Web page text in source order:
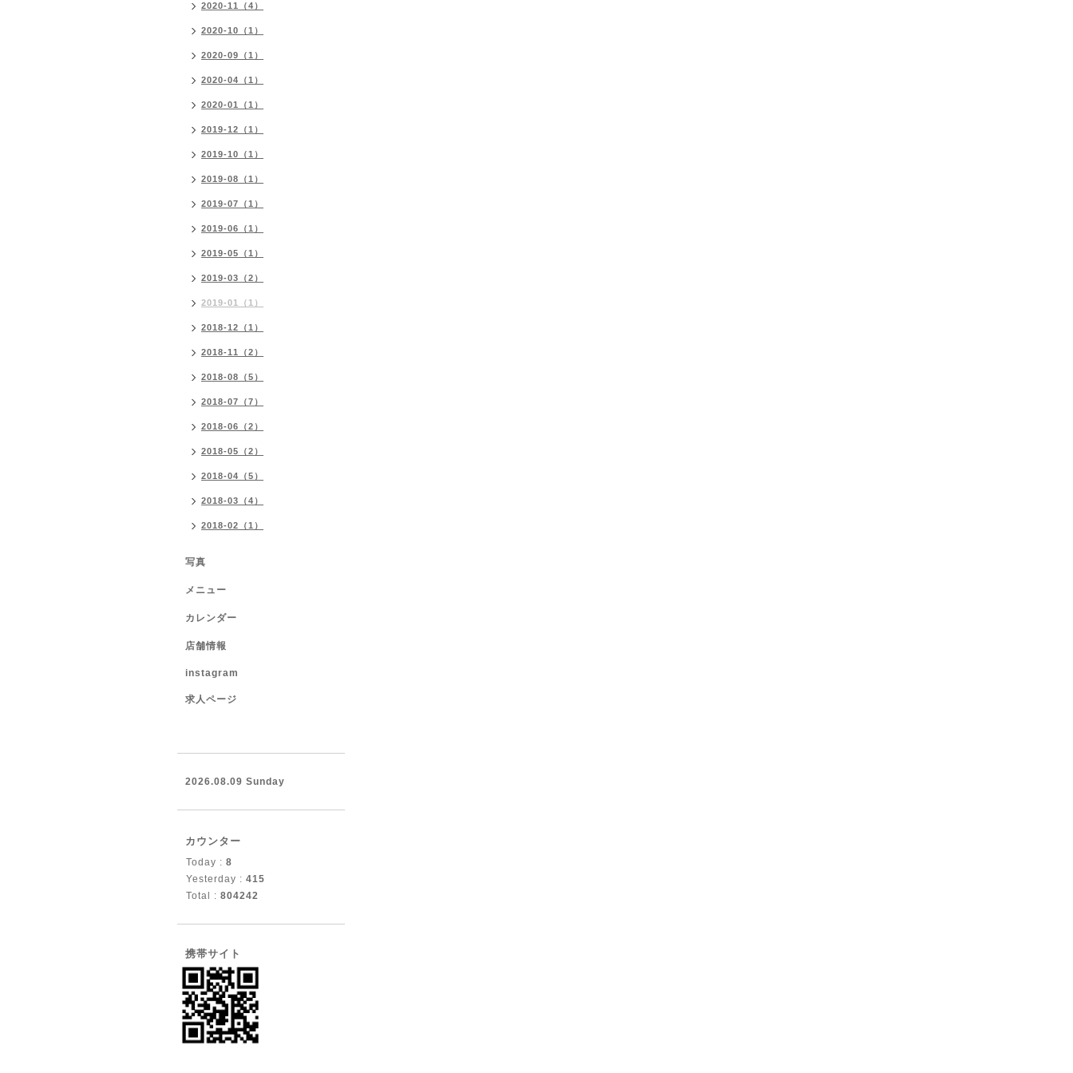
2020-11（4）
2020-10（1）
2020-09（1）
2020-04（1）
2020-01（1）
2019-12（1）
2019-10（1）
2019-08（1）
2019-07（1）
2019-06（1）
2019-05（1）
2019-03（2）
2019-01（1）
2018-12（1）
2018-11（2）
2018-08（5）
2018-07（7）
2018-06（2）
2018-05（2）
2018-04（5）
2018-03（4）
2018-02（1）
写真
メニュー
カレンダー
店舗情報
instagram
求人ページ
2026.08.09 Sunday
カウンター
Today : 8
Yesterday : 415
Total : 804242
携帯サイト